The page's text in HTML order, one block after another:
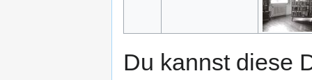
Du kannst diese